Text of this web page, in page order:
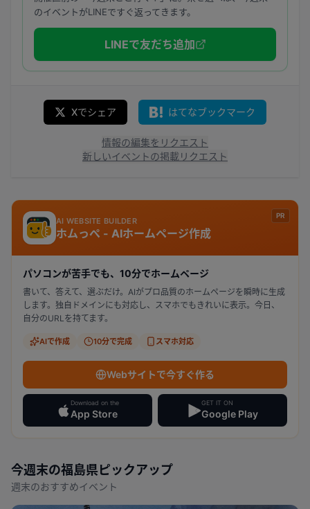
のイベントがLINEですぐ返ってきます。
LINEで友だち追加
Xでシェア はてなブックマーク
情報の編集をリクエスト
新しいイベントの掲載リクエスト
PR
AI WEBSITE BUILDER
ホムっぺ - AIホームページ作成
パソコンが苦手でも、10分でホームページ
書いて、答えて、選ぶだけ。AIがプロ品質のホームページを瞬時に生成
します。独自ドメインにも対応し、スマホでもきれいに表示。今日、
自分のURLを持てます。
AIで作成 10分で完成 スマホ対応
Webサイトで今すぐ作る
Download on the
App Store
GET IT ON
Google Play
今週末の福島県 ピックアップ
週末のおすすめイベント